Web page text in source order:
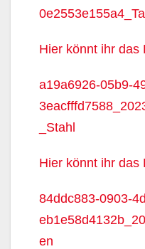
Hier könnt ihr das
a19a6926-05b9-
_Stahl
Hier könnt ihr das
84ddc883-0903-
en